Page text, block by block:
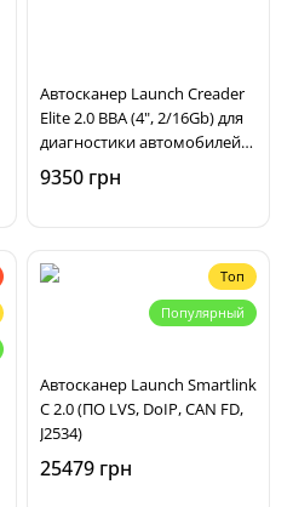
Автосканер Launch Creader
Elite 2.0 BBA (4", 2/16Gb) для
диагностики автомобилей
Mercedes, BMW, Mini, Audi
9350 грн
Топ
Популярный
Автосканер Launch Smartlink
C 2.0 (ПО LVS, DoIP, CAN FD,
J2534)
25479 грн